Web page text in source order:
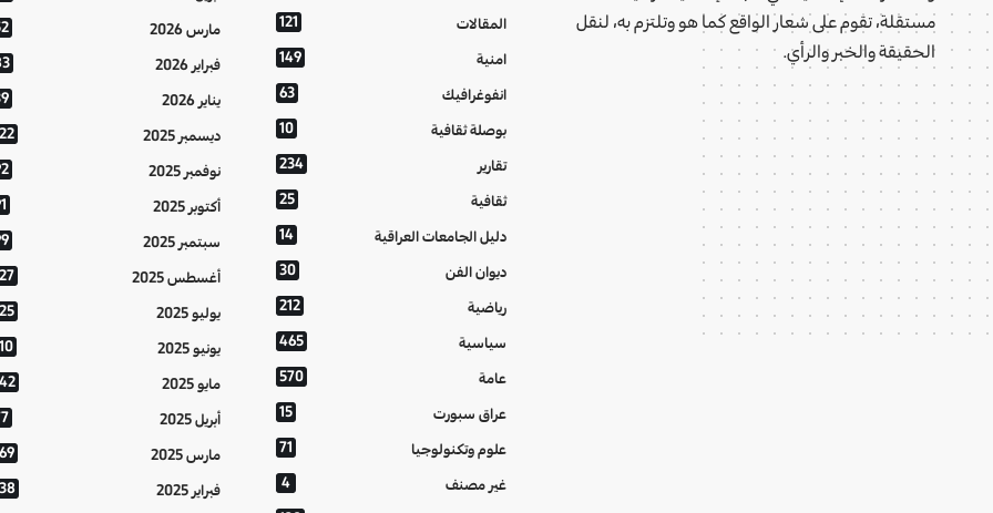
مستقلة، تقوم على شعار الواقع كما هو وتلتزم به، لنقل
الحقيقة والخبر والرأي.
المقالات 121
امنية 149
انفوغرافيك 63
بوصلة ثقافية 10
تقارير 234
ثقافية 25
دليل الجامعات العراقية 14
ديوان الفن 30
رياضية 212
سياسية 465
عامة 570
عراق سبورت 15
علوم وتكنولوجيا 71
غير مصنف 4
مارس 2026
فبراير 2026
يناير 2026
ديسمبر 2025
نوفمبر 2025
أكتوبر 2025
سبتمبر 2025
أغسطس 2025
يوليو 2025
يونيو 2025
مايو 2025
أبريل 2025
مارس 2025
فبراير 2025